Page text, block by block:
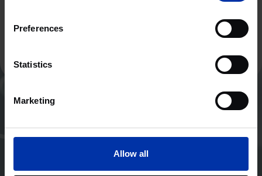
Preferences
Statistics
Marketing
Allow all